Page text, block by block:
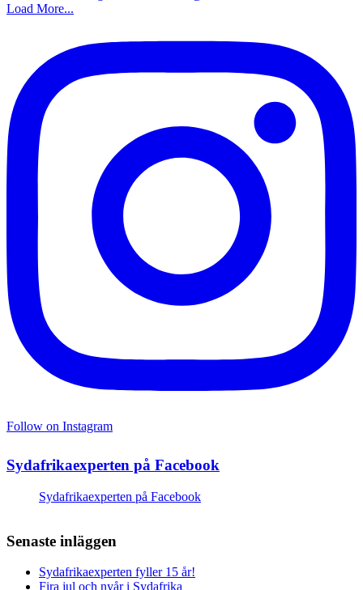
Load More...
Follow on Instagram
Sydafrikaexperten på Facebook
Sydafrikaexperten på Facebook
Senaste inläggen
Sydafrikaexperten fyller 15 år!
Fira jul och nyår i Sydafrika